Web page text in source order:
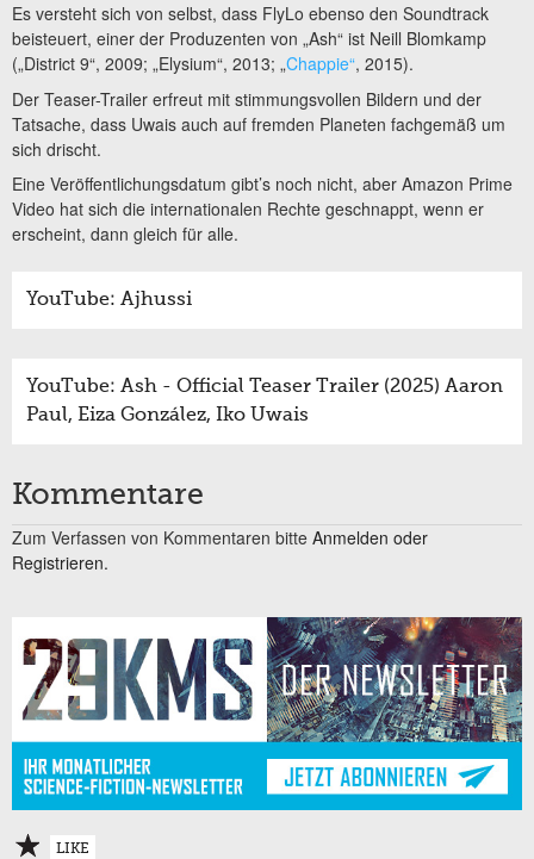
Es versteht sich von selbst, dass FlyLo ebenso den Soundtrack
beisteuert, einer der Produzenten von „Ash“ ist Neill Blomkamp
(„District 9“, 2009; „Elysium“, 2013; „Chappie“, 2015).
Der Teaser-Trailer erfreut mit stimmungsvollen Bildern und der
Tatsache, dass Uwais auch auf fremden Planeten fachgemäß um
sich drischt.
Eine Veröffentlichungsdatum gibt’s noch nicht, aber Amazon Prime
Video hat sich die internationalen Rechte geschnappt, wenn er
erscheint, dann gleich für alle.
YouTube: Ajhussi
YouTube: Ash - Official Teaser Trailer (2025) Aaron
Paul, Eiza González, Iko Uwais
Kommentare
Zum Verfassen von Kommentaren bitte Anmelden oder
Registrieren.
LIKE